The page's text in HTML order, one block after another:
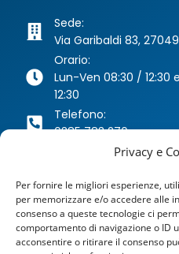
Privacy e
Per fornire le migliori esperienze,
per memorizzare e/o accedere alle
consenso a queste tecnologie ci
comportamento di navigazione o ID
acconsentire o ritirare il consenso
Sede:
Via Garibaldi 83,
Orario:
Lun-Ven 08:30 / 12:30
12:30
Telefono:
0385 783 270
Email:
PEC: